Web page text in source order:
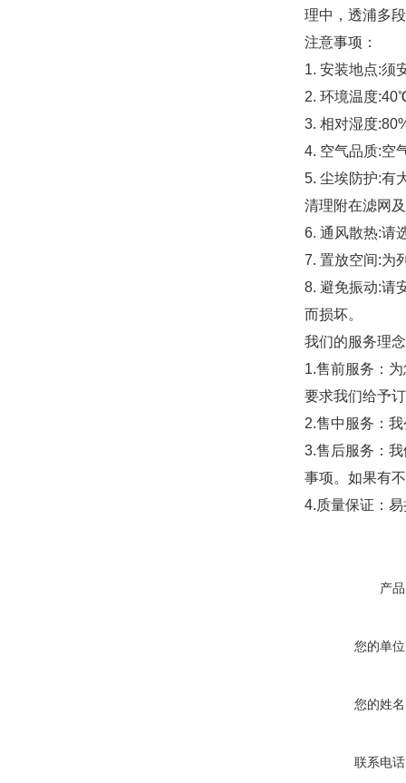
理中，透浦多
注意事项：
1. 安装地点:须
2. 环境温度
3. 相对湿度
4. 空气品质:空
5. 尘埃防护:有
清理附在滤网
6. 通风散热:请
7. 置放空间:为
8. 避免振动:请
而损坏。
我们的服务理
1.售前服务：
要求我们给予
2.售中服务：
3.售后服务：
事项。如果有
4.质量保证：
产
您的单
您的姓
联系电